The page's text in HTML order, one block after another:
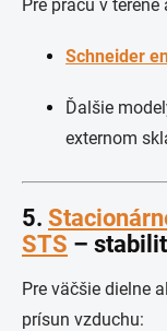
Pre prácu v
Schneider
Ďalšie
externom
5.
STS –
Pre väčšie dielne
prísun vzduchu: